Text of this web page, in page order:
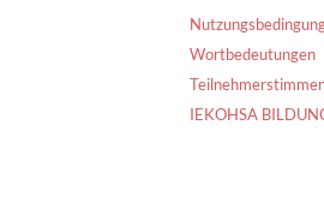
Wortbedeutungen
IEKOHSA